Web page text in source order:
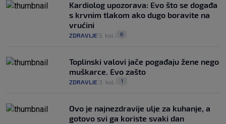
Kardiolog upozorava: Evo što se događa
s krvnim tlakom ako dugo boravite na
vrućini
ZDRAVLJE 5. kol. 0
Toplinski valovi jače pogađaju žene nego
muškarce. Evo zašto
ZDRAVLJE 3. kol. 1
Ovo je najnezdravije ulje za kuhanje, a
gotovo svi ga koriste svaki dan